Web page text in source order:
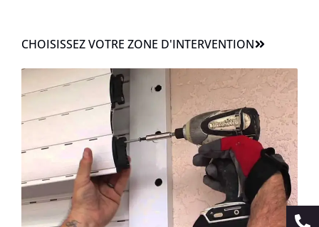
CHOISISSEZ VOTRE ZONE D'INTERVENTION